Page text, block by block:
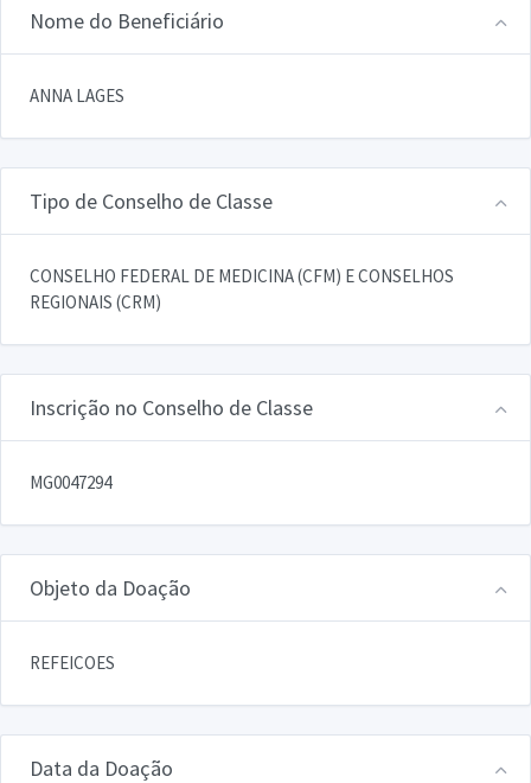
Nome do Beneficiário
ANNA LAGES
Tipo de Conselho de Classe
CONSELHO FEDERAL DE MEDICINA (CFM) E CONSELHOS
REGIONAIS (CRM)
Inscrição no Conselho de Classe
MG0047294
Objeto da Doação
REFEICOES
Data da Doação